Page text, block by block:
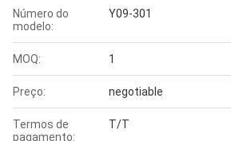
Número do
modelo:
Y09-301
MOQ: 1
Preço: negotiable
Termos de
pagamento:
T/T